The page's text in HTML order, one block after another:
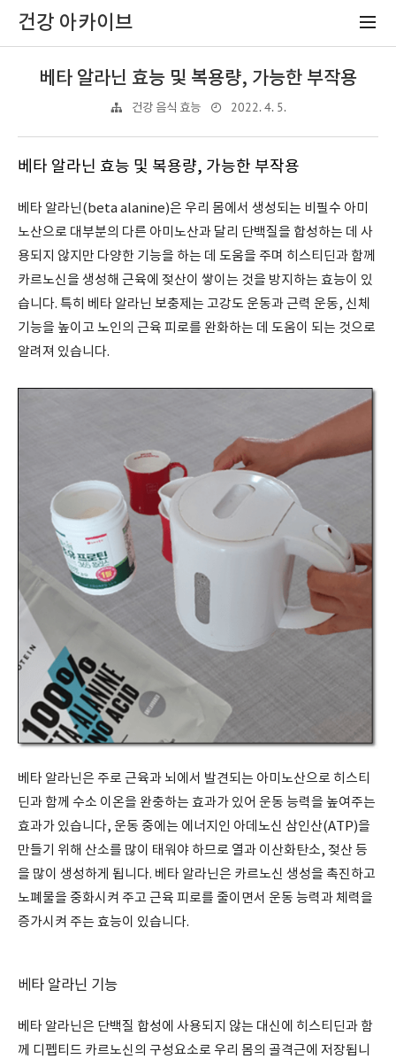
건강 아카이브
베타 알라닌 효능 및 복용량, 가능한 부작용
건강 음식 효능 2022. 4. 5.
베타 알라닌 효능 및 복용량, 가능한 부작용
베타 알라닌(beta alanine)은 우리 몸에서 생성되는 비필수 아미
노산으로 대부분의 다른 아미노산과 달리 단백질을 합성하는 데 사
용되지 않지만 다양한 기능을 하는 데 도움을 주며 히스티딘과 함께
카르노신을 생성해 근육에 젖산이 쌓이는 것을 방지하는 효능이 있
습니다. 특히 베타 알라닌 보충제는 고강도 운동과 근력 운동, 신체
기능을 높이고 노인의 근육 피로를 완화하는 데 도움이 되는 것으로
알려져 있습니다.
베타 알라닌은 주로 근육과 뇌에서 발견되는 아미노산으로 히스티
딘과 함께 수소 이온을 완충하는 효과가 있어 운동 능력을 높여주는
효과가 있습니다, 운동 중에는 에너지인 아데노신 삼인산(ATP)을
만들기 위해 산소를 많이 태워야 하므로 열과 이산화탄소, 젖산 등
을 많이 생성하게 됩니다. 베타 알라닌은 카르노신 생성을 촉진하고
노폐물을 중화시켜 주고 근육 피로를 줄이면서 운동 능력과 체력을
증가시켜 주는 효능이 있습니다.
베타 알라닌 기능
베타 알라닌은 단백질 합성에 사용되지 않는 대신에 히스티딘과 함
께 디펩티드 카르노신의 구성요소로 우리 몸의 골격근에 저장됩니